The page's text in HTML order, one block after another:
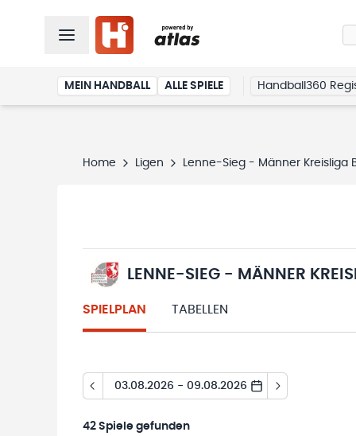
MEIN HANDBALL ALLE SPIELE Handball360
Home Ligen Lenne-Sieg - Männer Kreisliga
LENNE-SIEG - MÄNNER
SPIELPLAN TABELLEN
03.08.2026 - 09.08.2026
42 Spiele gefunden